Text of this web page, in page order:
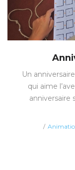
Un
qui aime
anniversaire
Posted